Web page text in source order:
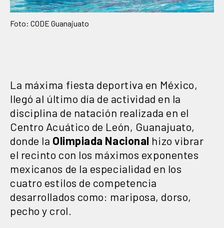
Foto: CODE Guanajuato
La máxima fiesta deportiva en México,
llegó al último día de actividad en la
disciplina de natación realizada en el
Centro Acuático de León, Guanajuato,
donde la Olimpiada Nacional hizo vibrar
el recinto con los máximos exponentes
mexicanos de la especialidad en los
cuatro estilos de competencia
desarrollados como: mariposa, dorso,
pecho y crol.